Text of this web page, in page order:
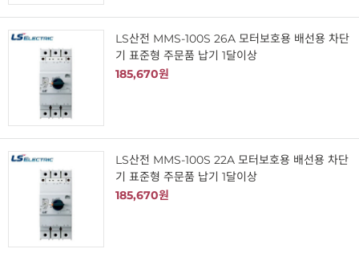
LS산전 MMS-100S 26A 모터보호용 배선용 차단
기 표준형 주문품 납기 1달이상
185,670원
LS산전 MMS-100S 22A 모터보호용 배선용 차단
기 표준형 주문품 납기 1달이상
185,670원